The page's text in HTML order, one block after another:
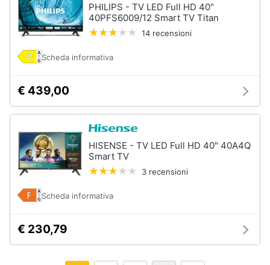
PHILIPS - TV LED Full HD 40"
40PFS6009/12 Smart TV Titan
14 recensioni
Scheda informativa
€ 439,00
HISENSE - TV LED Full HD 40" 40A4Q
Smart TV
3 recensioni
Scheda informativa
€ 230,79